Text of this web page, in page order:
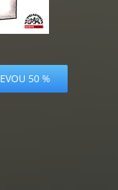
50 %